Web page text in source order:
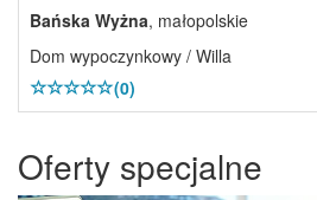
Bańska Wyżna, małopolskie
Dom wypoczynkowy / Willa
(0)
Oferty specjalne